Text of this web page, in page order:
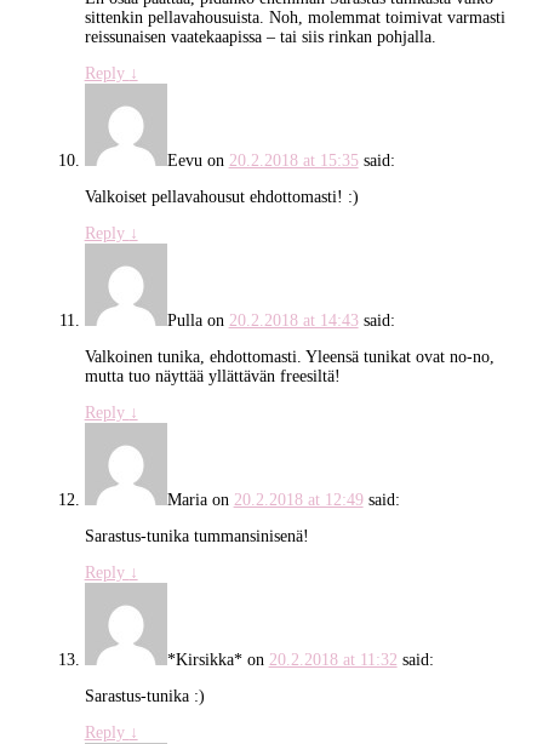
sittenkin pellavahousuista. Noh, molemmat toimivat varmasti
reissunaisen vaatekaapissa – tai siis rinkan pohjalla.
Reply ↓
Eevuon 20.2.2018 at 15:35 said:
Valkoiset pellavahousut ehdottomasti! :)
Reply ↓
Pullaon 20.2.2018 at 14:43 said:
Valkoinen tunika, ehdottomasti. Yleensä tunikat ovat no-no,
mutta tuo näyttää yllättävän freesiltä!
Reply ↓
Mariaon 20.2.2018 at 12:49 said:
Sarastus-tunika tummansinisenä!
Reply ↓
*Kirsikka*on 20.2.2018 at 11:32 said:
Sarastus-tunika :)
Reply ↓